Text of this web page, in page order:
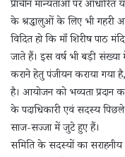
प्राचीन मान्यताओं पर
के श्रद्धालुओं के लिए भी गहरी
विदित हो कि माँ शिरीष पाठ
जाते हैं। इस वर्ष भी बड़ी संख्या
कराने हेतु पंजीयन कराया गया
है। आयोजन को भव्यता प्रदान
के पदाधिकारी एवं सदस्य
साज-सज्जा में जुटे हुए हैं।
समिति के सदस्यों का सराहनीय